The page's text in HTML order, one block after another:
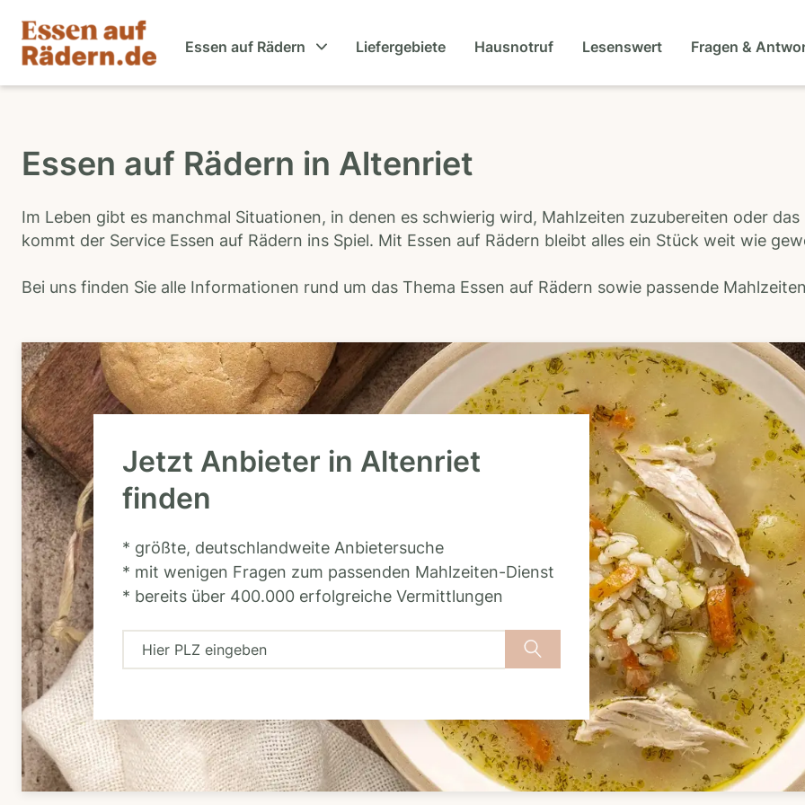
Essen auf Rädern Liefergebiete Hausnotruf Lesenswert Fragen &
Essen auf Rädern in Altenriet
Im Leben gibt es manchmal Situationen, in denen es schwierig wird, Mahlzeiten zuzubereiten oder
kommt der Service Essen auf Rädern ins Spiel. Mit Essen auf Rädern bleibt alles ein Stück weit wie
Bei uns finden Sie alle Informationen rund um das Thema Essen auf Rädern sowie passende
Jetzt Anbieter in Altenriet
finden
* größte, deutschlandweite Anbietersuche
* mit wenigen Fragen zum passenden Mahlzeiten-Dienst
* bereits über 400.000 erfolgreiche Vermittlungen
H
r
P
L